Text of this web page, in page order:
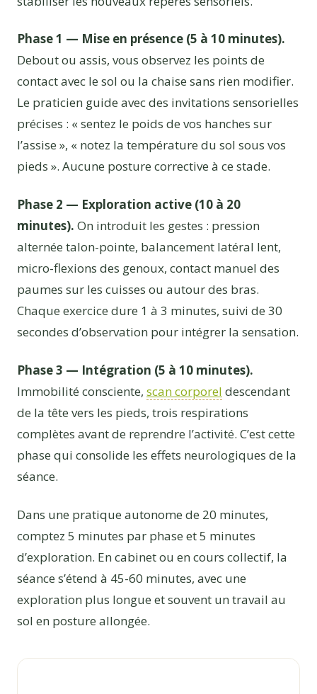
Phase 1 — Mise en présence (5 à 10 minutes).
Debout ou assis, vous observez les points de
contact avec le sol ou la chaise sans rien modifier.
Le praticien guide avec des invitations sensorielles
précises : « sentez le poids de vos hanches sur
l’assise », « notez la température du sol sous vos
pieds ». Aucune posture corrective à ce stade.
Phase 2 — Exploration active (10 à 20
minutes). On introduit les gestes : pression
alternée talon-pointe, balancement latéral lent,
micro-flexions des genoux, contact manuel des
paumes sur les cuisses ou autour des bras.
Chaque exercice dure 1 à 3 minutes, suivi de 30
secondes d’observation pour intégrer la sensation.
Phase 3 — Intégration (5 à 10 minutes).
Immobilité consciente, scan corporel descendant
de la tête vers les pieds, trois respirations
complètes avant de reprendre l’activité. C’est cette
phase qui consolide les effets neurologiques de la
séance.
Dans une pratique autonome de 20 minutes,
comptez 5 minutes par phase et 5 minutes
d’exploration. En cabinet ou en cours collectif, la
séance s’étend à 45-60 minutes, avec une
exploration plus longue et souvent un travail au
sol en posture allongée.